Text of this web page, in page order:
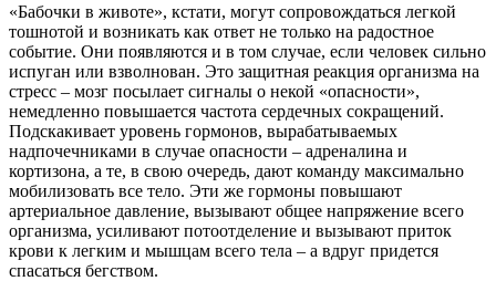
«Бабочки в животе», кстати, могут сопровождаться легкой
тошнотой и возникать как ответ не только на радостное
событие. Они появляются и в том случае, если человек сильно
испуган или взволнован. Это защитная реакция организма на
стресс – мозг посылает сигналы о некой «опасности»,
немедленно повышается частота сердечных сокращений.
Подскакивает уровень гормонов, вырабатываемых
надпочечниками в случае опасности – адреналина и
кортизона, а те, в свою очередь, дают команду максимально
мобилизовать все тело. Эти же гормоны повышают
артериальное давление, вызывают общее напряжение всего
организма, усиливают потоотделение и вызывают приток
крови к легким и мышцам всего тела – а вдруг придется
спасаться бегством.